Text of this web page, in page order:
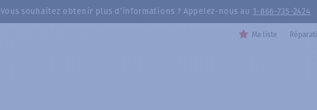
Vous souhaitez obtenir plus d’informations ? Appelez-nous au 1-866-735-2424
Ma liste